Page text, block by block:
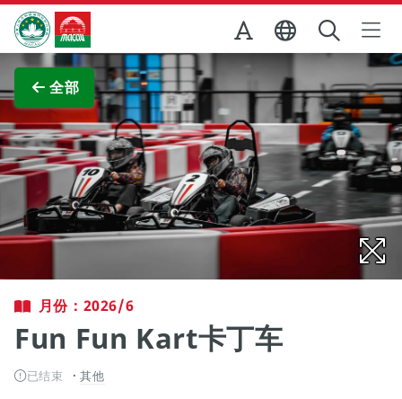
跳至主内容
澳门特别行政区政府旅游局
全部
查看原图
月份：2026/6
Fun Fun Kart卡丁车
已结束 其他